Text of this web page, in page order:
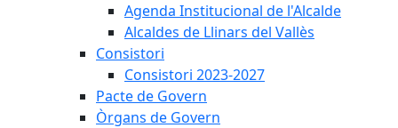
Agenda Institucional de l'Alcalde
Alcaldes de Llinars del Vallès
Consistori
Consistori 2023-2027
Pacte de Govern
Òrgans de Govern